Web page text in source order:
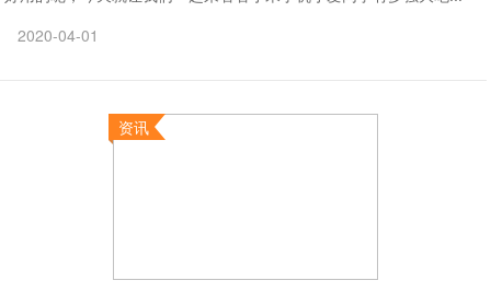
2020-04-01
资讯